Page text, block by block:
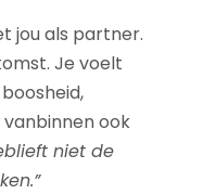
jou als partner.
Je voelt
ook
niet de